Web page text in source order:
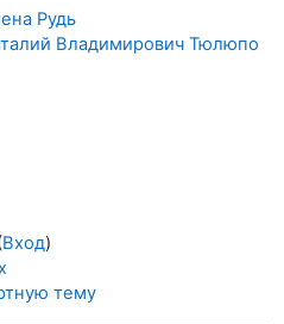
Рудь
Владимирович Тюлюпо
Вход)
тему